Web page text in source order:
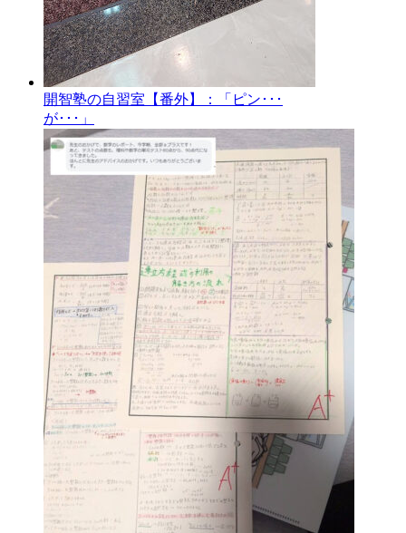
開智塾の自習室【番外】：「ピン･･･
が･･･」